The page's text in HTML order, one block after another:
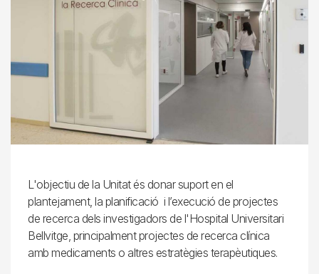
L'objectiu de la Unitat és donar suport en el
plantejament, la planificació i l’execució de projectes
de recerca dels investigadors de l'Hospital Universitari
Bellvitge, principalment projectes de recerca clínica
amb medicaments o altres estratègies terapèutiques.